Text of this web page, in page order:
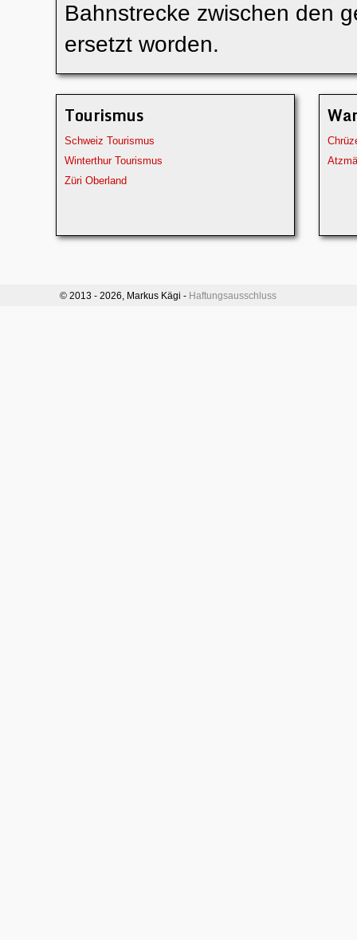
Bahnstrecke zwischen den
ersetzt worden.
Tourismus
Schweiz Tourismus
Winterthur Tourismus
Züri Oberland
© 2013 - 2026, Markus Kägi - Haftungsausschluss